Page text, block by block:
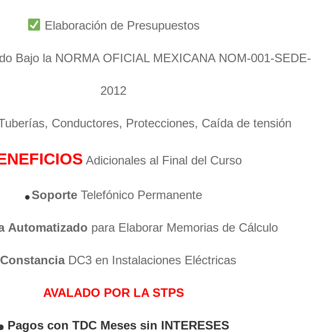
Elaboración de Presupuestos
Bajo la NORMA OFICIAL MEXICANA NOM-001-SEDE-
2012
Conductores, Protecciones, Caída de tensión
Adicionales al Final del Curso
Soporte Telefónico Permanente
Automatizado para Elaborar Memorias de Cálculo
ConstanciaDC3 en Instalaciones Eléctricas
AVALADO POR LA STPS
Pagos con TDC Meses sin INTERESES